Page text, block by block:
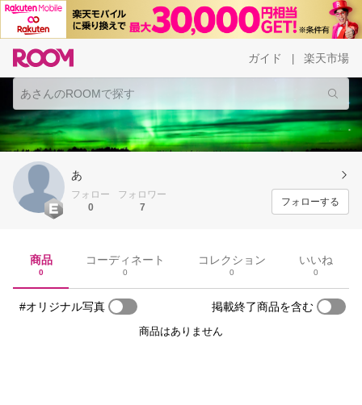
ガイド 楽天市場
あ
フォロー
0
フォロワー
7
フォローする
商品
0
コーディネート
0
コレクション
0
いいね
0
#オリジナル写真 掲載終了商品を含む
商品はありません